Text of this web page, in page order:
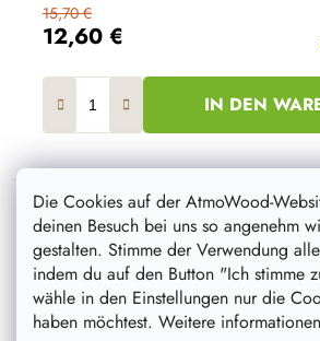
Die Cookies auf der AtmoWood-
deinen Besuch bei uns so angenehm
gestalten. Stimme der Verwendung
indem du auf den Button "Ich stimme
wähle in den Einstellungen nur die
haben möchtest. Weitere
12,60 €
15,70 €
IN DEN
Aktion